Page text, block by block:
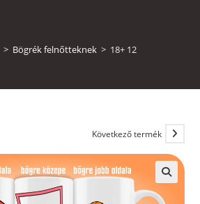
> Bögrék felnőtteknek > 18+ 12
Következő termék